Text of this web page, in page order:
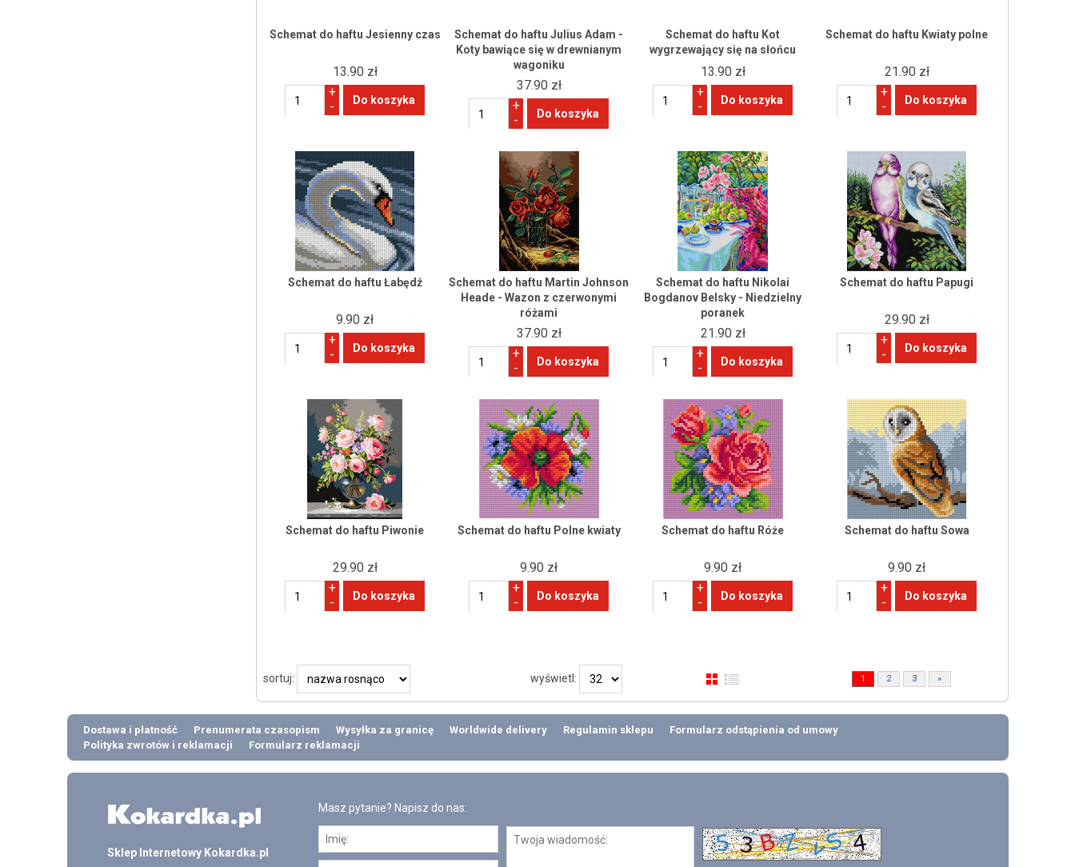
Schemat do haftu Jesienny czas
13.90 zł
+
-
Schemat do haftu Julius Adam -
Koty bawiące się w drewnianym
wagoniku
37.90 zł
+
-
Schemat do haftu Kot
wygrzewający się na słońcu
13.90 zł
+
-
Schemat do haftu Kwiaty polne
21.90 zł
+
-
Schemat do haftu Łabędź
9.90 zł
+
-
Schemat do haftu Martin Johnson
Heade - Wazon z czerwonymi
różami
37.90 zł
+
-
Schemat do haftu Nikolai
Bogdanov Belsky - Niedzielny
poranek
21.90 zł
+
-
Schemat do haftu Papugi
29.90 zł
+
-
Schemat do haftu Piwonie
29.90 zł
+
-
Schemat do haftu Polne kwiaty
9.90 zł
+
-
Schemat do haftu Róże
9.90 zł
+
-
Schemat do haftu Sowa
9.90 zł
+
-
sortuj: wyświetl: 1 2 3 »
Dostawa i płatność Prenumerata czasopism Wysyłka za granicę Worldwide delivery Regulamin sklepu
Formularz odstąpienia od umowy
Polityka zwrotów i reklamacji
Formularz reklamacji
Sklep Internetowy Kokardka.pl
Masz pytanie? Napisz do nas: